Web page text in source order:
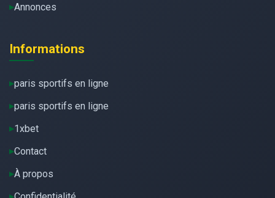
Annonces
Informations
paris sportifs en ligne
paris sportifs en ligne
1xbet
Contact
À propos